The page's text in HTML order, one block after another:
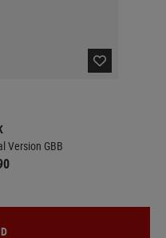
Version GBB